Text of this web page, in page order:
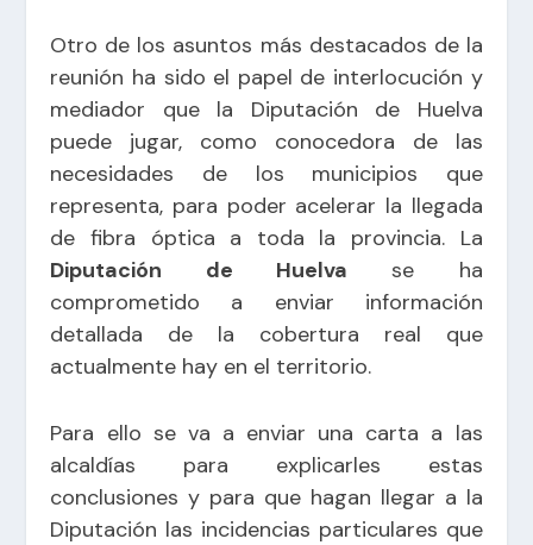
Otro de los asuntos más destacados de la
reunión ha sido el papel de interlocución y
mediador que la Diputación de Huelva
puede jugar, como conocedora de las
necesidades de los municipios que
representa, para poder acelerar la llegada
de fibra óptica a toda la provincia. La
Diputación de Huelva se ha
comprometido a enviar información
detallada de la cobertura real que
actualmente hay en el territorio.
Para ello se va a enviar una carta a las
alcaldías para explicarles estas
conclusiones y para que hagan llegar a la
Diputación las incidencias particulares que